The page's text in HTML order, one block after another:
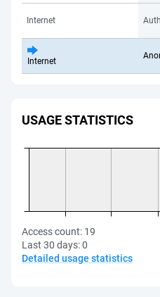
Internet
Internet
USAGE STATISTICS
Access count: 19
Last 30 days:0
Detailed usage statistics